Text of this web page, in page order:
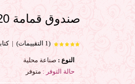
صندوق قمامة 120 لتر ألوان
(1 التقييمات) |
النوع : صناعة محلية
حالة التوفر : متوفر